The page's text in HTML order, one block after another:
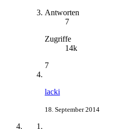
Antworten
7
Zugriffe
14k
7
lacki
18. September 2014